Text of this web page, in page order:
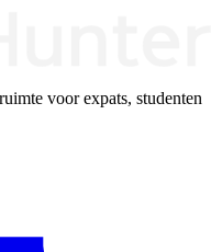
voor expats, studenten